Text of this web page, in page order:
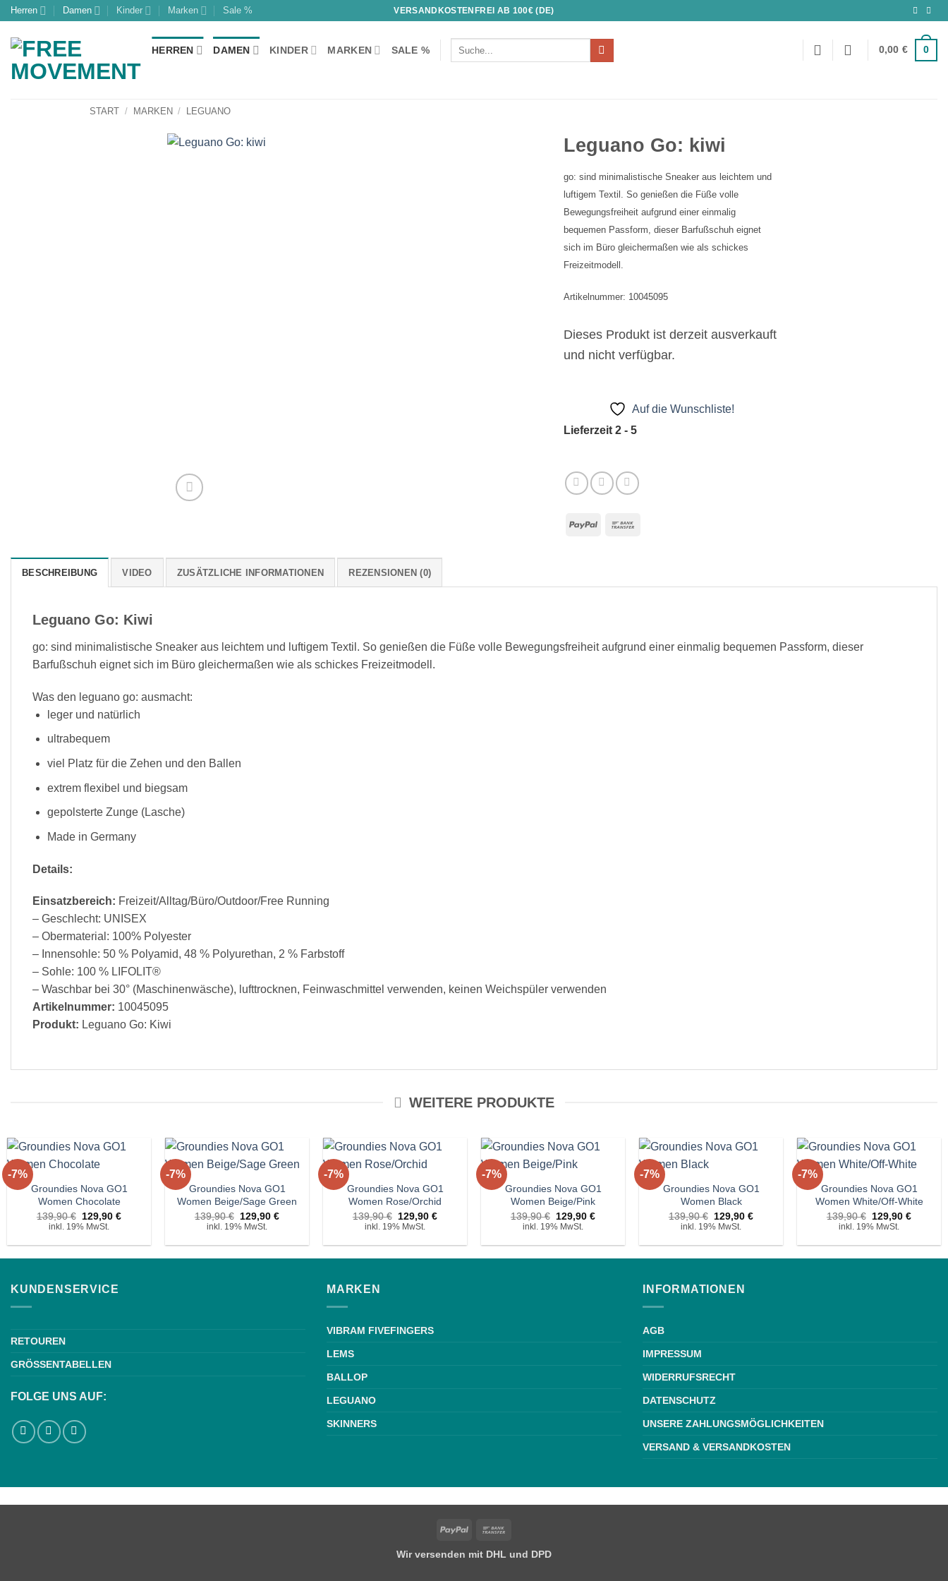
Zum
springen
Herren Damen Kinder Marken Sale % VERSANDKOSTENFREI AB 100€ (DE)
HERREN DAMEN KINDER MARKEN SALE % 0,00€ 0
START / MARKEN / LEGUANO
Leguano Go: kiwi
go: sind minimalistische Sneaker aus leichtem und
luftigem Textil. So genießen die Füße volle
Bewegungsfreiheit aufgrund einer einmalig
bequemen Passform, dieser Barfußschuh eignet
sich im Büro gleichermaßen wie als schickes
Freizeitmodell.
Artikelnummer: 10045095
Dieses Produkt ist derzeit ausverkauft
und nicht verfügbar.
Auf die Wunschliste!
Lieferzeit 2 - 5
PayPal
BESCHREIBUNG VIDEO ZUSÄTZLICHE INFORMATIONEN REZENSIONEN (0)
Leguano Go: Kiwi
go: sind minimalistische Sneaker aus leichtem und luftigem Textil. So genießen die Füße volle Bewegungsfreiheit aufgrund einer einmalig bequemen Passform, dieser
Barfußschuh eignet sich im Büro gleichermaßen wie als schickes Freizeitmodell.
Was den leguano go: ausmacht:
leger und natürlich
ultrabequem
viel Platz für die Zehen und den Ballen
extrem flexibel und biegsam
gepolsterte Zunge (Lasche)
Made in Germany
Details:
Einsatzbereich: Freizeit/Alltag/Büro/Outdoor/Free Running
– Geschlecht: UNISEX
– Obermaterial: 100% Polyester
– Innensohle: 50 % Polyamid, 48 % Polyurethan, 2 % Farbstoff
– Sohle: 100 % LIFOLIT®
– Waschbar bei 30° (Maschinenwäsche), lufttrocknen, Feinwaschmittel verwenden, keinen Weichspüler verwenden
Artikelnummer: 10045095
Produkt: Leguano Go: Kiwi
WEITERE PRODUKTE
-7%
Wunschliste!
+
Groundies Nova GO1
Women Chocolate
139,90€ Ursprünglicher
Preis
139,90 €
129,90€Aktueller
129,90 €.
inkl. 19% MwSt.
-7%
Wunschliste!
+
Groundies Nova GO1
Women Beige/Sage Green
139,90€ Ursprünglicher
Preis
139,90 €
129,90€Aktueller
129,90 €.
inkl. 19% MwSt.
-7%
Wunschliste!
+
Groundies Nova GO1
Women Rose/Orchid
139,90€ Ursprünglicher
Preis
139,90 €
129,90€Aktueller
129,90 €.
inkl. 19% MwSt.
-7%
Wunschliste!
+
Groundies Nova GO1
Women Beige/Pink
139,90€ Ursprünglicher
Preis
139,90 €
129,90€Aktueller
129,90 €.
inkl. 19% MwSt.
-7%
Wunschliste!
+
Groundies Nova GO1
Women Black
139,90€ Ursprünglicher
Preis
139,90 €
129,90€Aktueller
129,90 €.
inkl. 19% MwSt.
-7%
Wunschliste!
+
Groundies Nova GO1
Women White/Off-White
139,90€ Ursprünglicher
Preis
139,90 €
129,90€
129,90
inkl. 19% MwSt.
KUNDENSERVICE
RETOUREN
GRÖSSENTABELLEN
FOLGE UNS AUF:
MARKEN
VIBRAM FIVEFINGERS
LEMS
BALLOP
LEGUANO
SKINNERS
INFORMATIONEN
AGB
IMPRESSUM
WIDERRUFSRECHT
DATENSCHUTZ
UNSERE ZAHLUNGSMÖGLICHKEITEN
VERSAND & VERSANDKOSTEN
PayPal
Wir versenden mit DHL und DPD